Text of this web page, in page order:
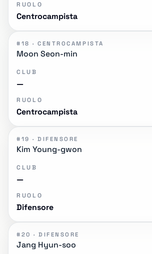
RUOLO
Centrocampista
#18 · CENTROCAMPISTA
Moon Seon-min
CLUB
—
RUOLO
Centrocampista
#19 · DIFENSORE
Kim Young-gwon
CLUB
—
RUOLO
Difensore
#20 · DIFENSORE
Jang Hyun-soo